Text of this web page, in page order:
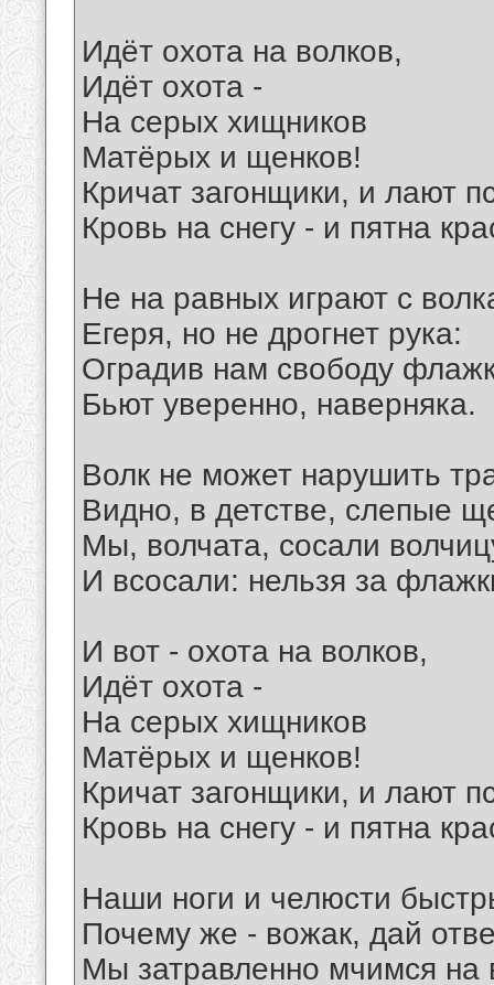
Идёт охота на волков,
Идёт охота -
На серых хищников
Матёрых и щенков!
Кричат загонщики, и лают
Кровь на снегу - и пятна
Не на равных играют с
Егеря, но не дрогнет рука:
Оградив нам свободу
Бьют уверенно, наверняка.
Волк не может нарушить
Видно, в детстве, слепые
Мы, волчата, сосали
И всосали: нельзя за
И вот - охота на волков,
Идёт охота -
На серых хищников
Матёрых и щенков!
Кричат загонщики, и лают
Кровь на снегу - и пятна
Наши ноги и челюсти
Почему же - вожак, дай
Мы затравленно мчимся на